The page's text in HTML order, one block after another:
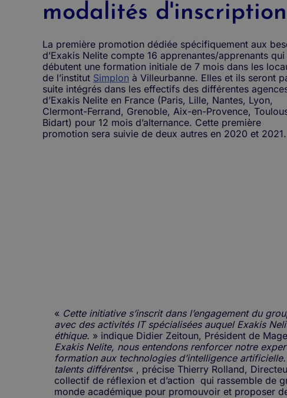
modalités d'inscription
La première promotion dédiée spécifiquement aux
d’Exakis Nelite compte 16 apprenantes/apprenants qui
débutent une formation initiale de 7 mois dans les
de l’institut Simplon à Villeurbanne. Elles et ils seront
suite intégrés dans les effectifs des différentes
d’Exakis Nelite en France (Paris, Lille, Nantes, Lyon,
Clermont-Ferrand, Grenoble, Aix-en-Provence,
Bidart) pour 12 mois d’alternance. Cette première
promotion sera suivie de deux autres en 2020 et 2021.
« Cette initiative s’inscrit dans l’engagement du
avec des activités IT spécialisées auquel Exakis
éthique. » indique Didier Zeitoun, Président de
Exakis Nelite, nous entendons renforcer notre
formation aux technologies d’intelligence
talents différents« , précise Thierry Rolland,
collectif de réflexion et d’action qui rassemble de
monde académique pour promouvoir et proposer